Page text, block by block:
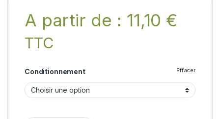
A partir de : 11,10 €
TTC
Conditionnement Effacer